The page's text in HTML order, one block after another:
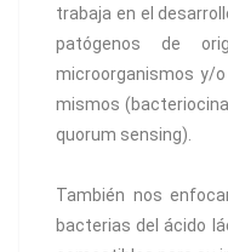
trabaja en el
patógenos de
microorganismos y/
mismos
quorum sensing).
También nos
bacterias del ácido